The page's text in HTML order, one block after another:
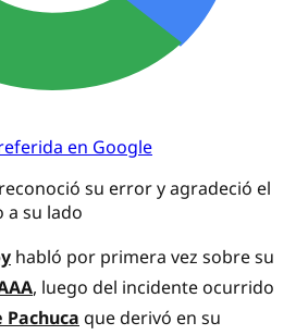
en Google
su error y agradeció el
a su lado
habló por primera vez sobre su
, luego del incidente ocurrido
que derivó en su